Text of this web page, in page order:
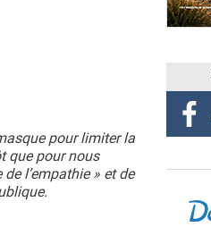
pour limiter la
que pour nous
l’empathie » et de